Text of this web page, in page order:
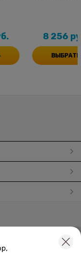
8 256
ВЫБРАТЬ